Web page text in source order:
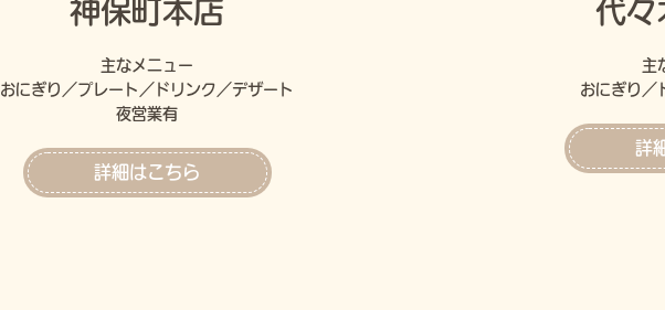
神保町本店
主なメニュー
おにぎり／プレート／ドリンク／デザート
夜営業有
詳細はこちら
代々
主
おにぎり／
詳